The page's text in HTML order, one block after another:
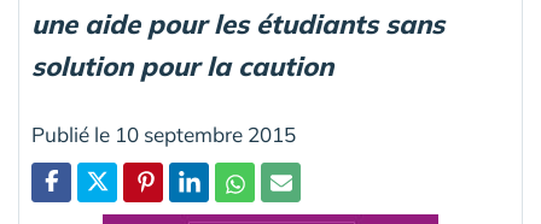
une aide pour les étudiants sans
solution pour la caution
Publié le 10 septembre 2015
Partager